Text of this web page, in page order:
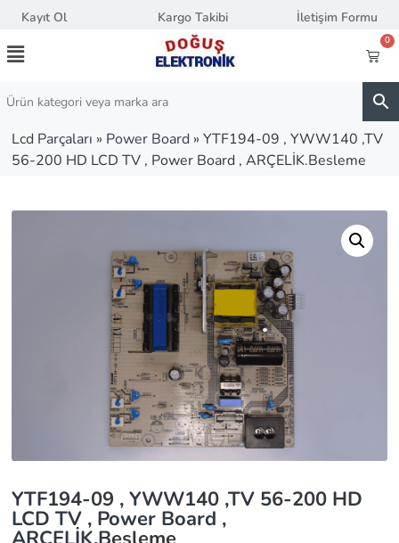
Kayıt Ol Kargo Takibi İletişim Formu
0
Lcd Parçaları » Power Board » YTF194-09 , YWW140 ,TV
56-200 HD LCD TV , Power Board , ARÇELİK.Besleme
YTF194-09 , YWW140 ,TV 56-200 HD
LCD TV , Power Board ,